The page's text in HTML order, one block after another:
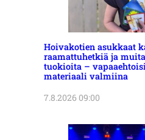
Hoivakotien asukkaat
raamattuhetkiä ja
tuokioita –
materiaali valmiina
7.8.2026 09:00